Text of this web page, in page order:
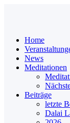
Home
News
Meditationen
Beiträge
letzte
Dalai